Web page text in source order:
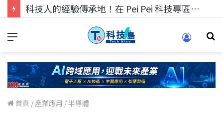
科技人的經驗傳承地！在 Pei Pei 科技專區，與學弟妹交流最硬核的技術
首頁 / 產業應用 /半導體